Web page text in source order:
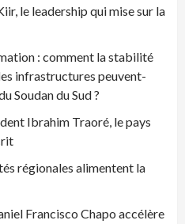
le leadership qui mise sur la
: comment la stabilité
infrastructures peuvent-
Soudan du Sud ?
Ibrahim Traoré, le pays
régionales alimentent la
Francisco Chapo accélère